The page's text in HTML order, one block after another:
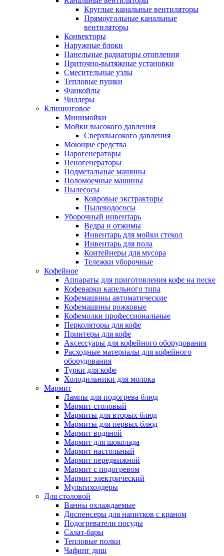
Круглые канальные вентиляторы
Прямоугольные канальные
вентиляторы
Конвекторы
Наружные блоки
Панельные радиаторы отопления
Приточно-вытяжные установки
Смесительные узлы
Тепловые пушки
Фанкойлы
Чиллеры
Клининговое
Минимойки
Мойки высокого давления
Сверхвысокого давления
Моющие средства
Парогенераторы
Пеногенераторы
Подметальные машины
Поломоечные машины
Пылесосы
Ковровые экстракторы
Пылеводососы
Уборочный инвентарь
Ведра и отжимы
Инвентарь для мойки стекол
Инвентарь для пола
Контейнеры для мусора
Тележки уборочные
Кофейное
Аппараты для приготовления кофе на песке
Кофеварки капельного типа
Кофемашины автоматические
Кофемашины рожковые
Кофемолки профессиональные
Перколяторы для кофе
Принтеры для кофе
Аксессуары для кофейного оборудования
Расходные материалы для кофейного
оборудования
Турки для кофе
Холодильники для молока
Мармит
Лампы для подогрева блюд
Мармит столовый
Мармиты для вторых блюд
Мармиты для первых блюд
Мармит водяной
Мармит для шоколада
Мармит настольный
Мармит передвижной
Мармит с подогревом
Мармит электрический
Мультихолдеры
Для столовой
Ванны охлаждаемые
Диспенсеры для напитков с краном
Подогреватели посуды
Салат-бары
Тепловые полки
Чафинг диш